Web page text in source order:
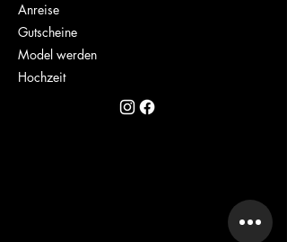
Anreise
Gutscheine
Model werden
Hochzeit